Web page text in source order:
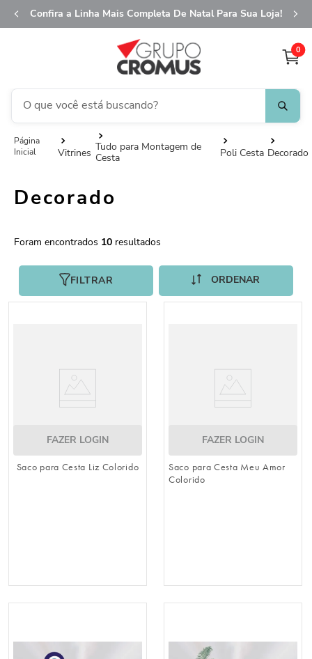
Confira a Linha Mais Completa De Natal Para Sua Loja!
0
O que você está buscando?
Vitrines Tudo para Montagem de
Cesta
Poli Cesta Decorado
Decorado
10
FILTRAR
FAZER LOGIN
Saco para Cesta Liz Colorido
FAZER LOGIN
Saco para Cesta Meu Amor
Colorido
TERMOS MAIS BUSCADOS
fita aramada
guardanapo
º
embalagem trufas
sacola papel